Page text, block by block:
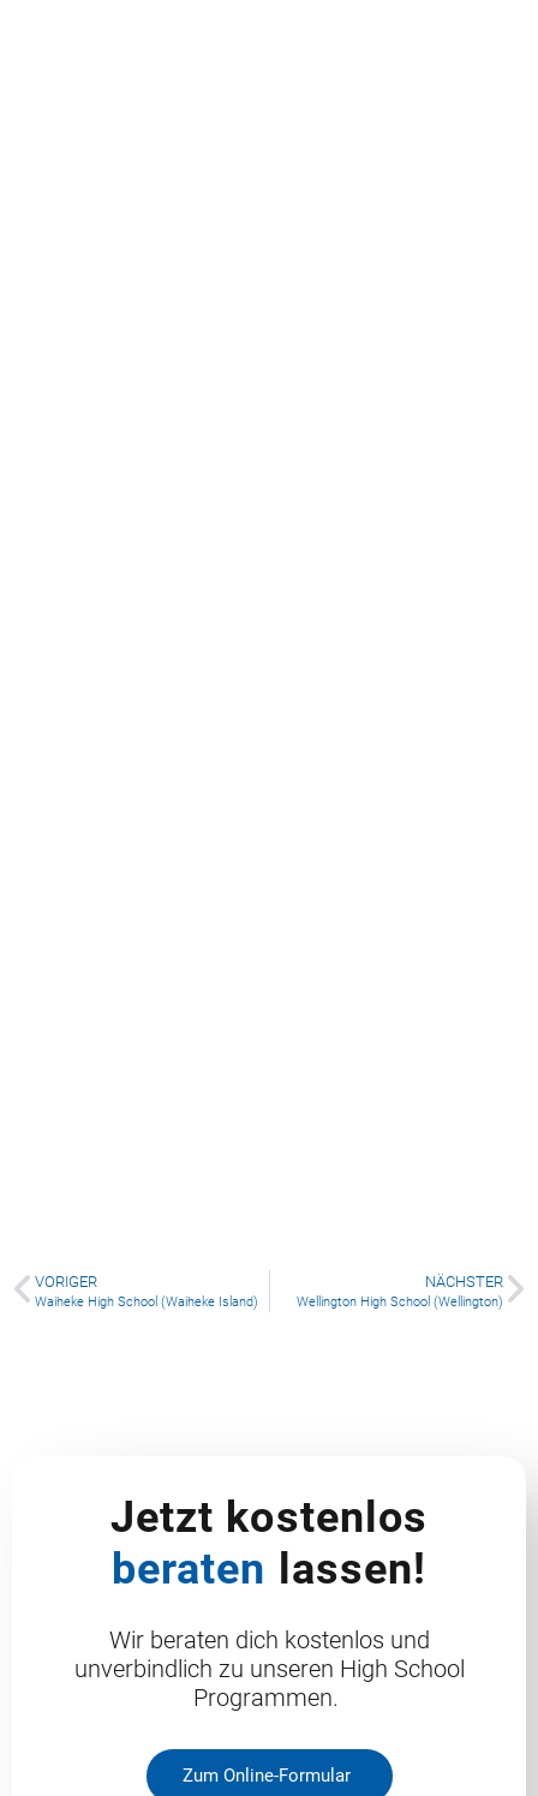
VORIGER
Waiheke High School (Waiheke Island)
NÄCHSTER
Wellington High School (Wellington)
Jetzt kostenlos
beraten lassen!
Wir beraten dich kostenlos und
unverbindlich zu unseren High School
Programmen.
Zum Online-Formular